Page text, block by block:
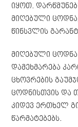
იყოთ.
მიღებული
წინსვლის
მიღებული
დამეხმარება
ცხოვრების
ცოდნისთვის და
კიდევ ერთხელ
წარმატებებს.